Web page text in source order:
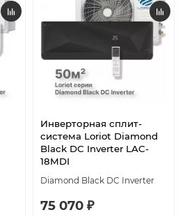
Инверторная сплит-
система Loriot Diamond
Black DC Inverter LAC-
18MDI
Diamond Black DC Inverter
75 070 ₽